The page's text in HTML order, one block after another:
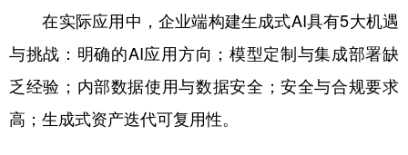
在实际应用中，企业端构建生成式AI具有5大机遇
与挑战：明确的AI应用方向；模型定制与集成部署缺
乏经验；内部数据使用与数据安全；安全与合规要求
高；生成式资产迭代可复用性。